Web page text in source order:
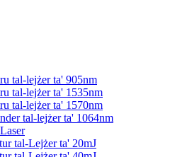
tal-lejżer ta' 905nm
tal-lejżer ta' 1535nm
tal-lejżer ta' 1570nm
tal-lejżer ta' 1064nm
tal-Lejżer ta' 20mJ